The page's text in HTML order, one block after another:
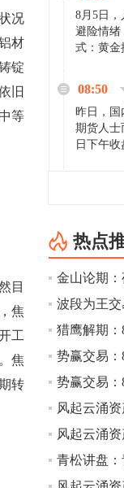
况
材
锭
旧
等
目
焦
工
焦
转
8月5日
避险情绪
式：黄金
场来看，
08:50
昨日，
期货人士
日下午
跌幅达
低位。
14:20
方正有色
段性机会
立涨势，
金，金银
13:55
豆二期货
热点
波段为王交
猎鹰解期
势赢交易：
势赢交易